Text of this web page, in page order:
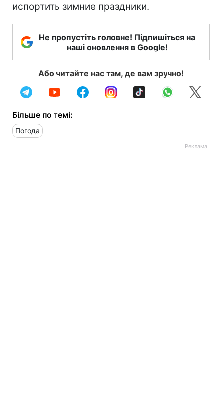
испортить зимние праздники.
Не пропустіть головне! Підпишіться на
наші оновлення в Google!
Або читайте нас там, де вам зручно!
Більше по темі:
Погода